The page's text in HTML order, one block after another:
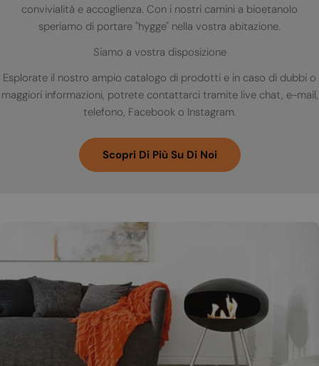
convivialità e accoglienza. Con i nostri camini a bioetanolo
speriamo di portare "hygge" nella vostra abitazione.
Siamo a vostra disposizione
Esplorate il nostro ampio catalogo di prodotti e in caso di dubbi o
maggiori informazioni, potrete contattarci tramite live chat, e-mail,
telefono, Facebook o Instagram.
Scopri Di Più Su Di Noi